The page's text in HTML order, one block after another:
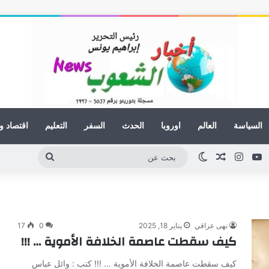
السياسة العالم اوروبا الحدث السفر التعليم اقتصاد
لينكدإنيوتيوب انستقراممقال عشوائي
الوضع المظلم
نهى عراقي يناير 18, 2025 0
17
كيف سقطت عاصمة الخلافة الأموية … !!!
كيف سقطت عاصمة الخلافة الأموية … !!! كتب : وائل عباس